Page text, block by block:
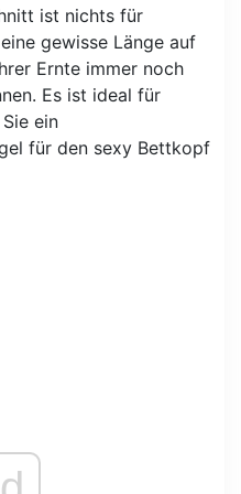
ist nichts für
gewisse Länge auf
Ernte immer noch
Es ist ideal für
ein
für den sexy Bettkopf